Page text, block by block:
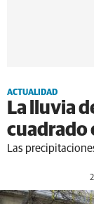
ACTUALIDAD
La lluvia
cuadrado
Las